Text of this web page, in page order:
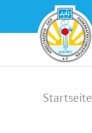
Startseite